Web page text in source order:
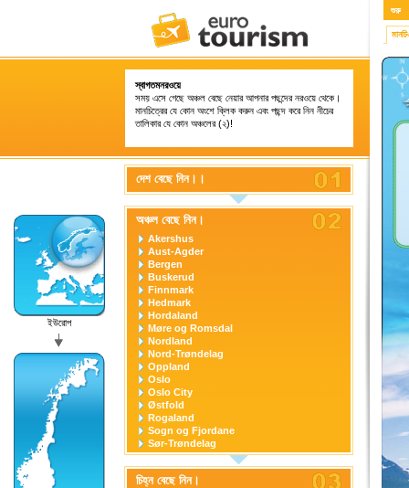
স্বাগতমনরওয়ে
সময় এসে গেছে অঞ্চল বেছে নেয়ার আপনার পছন্দের নরওয়ে থেকে।
মানচিত্রের যে কোন অংশে ক্লিক করুন এবং পছন্দ করে নিন নীচের
তালিকার যে কোন অঞ্চলের (২)!
ইউরোপ
দেশ বেছে নিন।।
অঞ্চল বেছে নিন।
Akershus
Aust-Agder
Bergen
Buskerud
Finnmark
Hedmark
Hordaland
Møre og Romsdal
Nordland
Nord-Trøndelag
Oppland
Oslo
Oslo City
Østfold
Rogaland
Sogn og Fjordane
Sør-Trøndelag
Svalbard
Telemark
Troms
চিহ্ন বেছে নিন।
শুরু